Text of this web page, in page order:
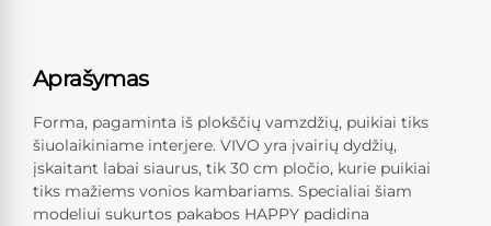
Aprašymas
Forma, pagaminta iš plokščių vamzdžių, puikiai tiks
šiuolaikiniame interjere. VIVO yra įvairių dydžių,
įskaitant labai siaurus, tik 30 cm pločio, kurie puikiai
tiks mažiems vonios kambariams. Specialiai šiam
modeliui sukurtos pakabos HAPPY padidina